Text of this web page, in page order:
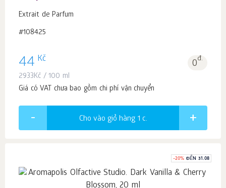
Extrait de Parfum
#108425
44 Kč 0đ.
2933Kč / 100 ml
Giá có VAT chưa bao gồm chi phí vận chuyển
Cho vào giỏ hàng 1 c.
-20% ĐẾN 31.08